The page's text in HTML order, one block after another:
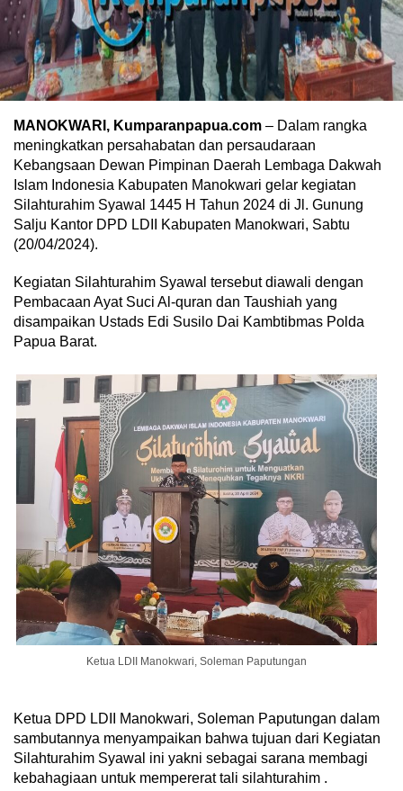
MANOKWARI, Kumparanpapua.com – Dalam rangka
meningkatkan persahabatan dan persaudaraan
Kebangsaan Dewan Pimpinan Daerah Lembaga Dakwah
Islam Indonesia Kabupaten Manokwari gelar kegiatan
Silahturahim Syawal 1445 H Tahun 2024 di Jl. Gunung
Salju Kantor DPD LDII Kabupaten Manokwari, Sabtu
(20/04/2024).
Kegiatan Silahturahim Syawal tersebut diawali dengan
Pembacaan Ayat Suci Al-quran dan Taushiah yang
disampaikan Ustads Edi Susilo Dai Kambtibmas Polda
Papua Barat.
Ketua LDII Manokwari, Soleman Paputungan
Ketua DPD LDII Manokwari, Soleman Paputungan dalam
sambutannya menyampaikan bahwa tujuan dari Kegiatan
Silahturahim Syawal ini yakni sebagai sarana membagi
kebahagiaan untuk mempererat tali silahturahim .